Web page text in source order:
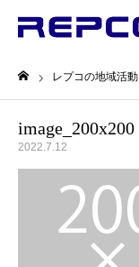
レプコの地域活動
image_200x200
2022.7.12